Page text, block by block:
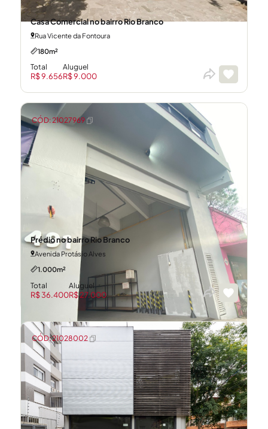
Casa Comercial no bairro Rio Branco
Rua Vicente da Fontoura
180m²
Total
R$ 9.656
Aluguel
R$ 9.000
Prédio no bairro Rio Branco
Avenida Protásio Alves
1.000m²
Total
R$ 36.400
Aluguel
R$ 27.000
CÓD: 21027969
CÓD: 21028002